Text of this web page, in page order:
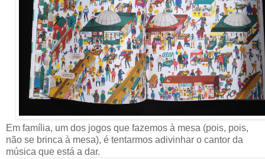
Em família, um dos jogos que fazemos à mesa (pois, pois,
não se brinca à mesa), é tentarmos adivinhar o cantor da
música que está a dar.